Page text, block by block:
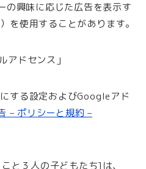
の興味に応じた広告を表示す
を使用することがあります。
アドセンス」
する設定およびGoogleアド
– ポリシーと規約 –
と３人の子どもたち]は、